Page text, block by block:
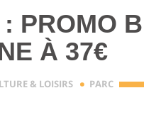
PROMO
À 37€
& LOISIRS · PARC